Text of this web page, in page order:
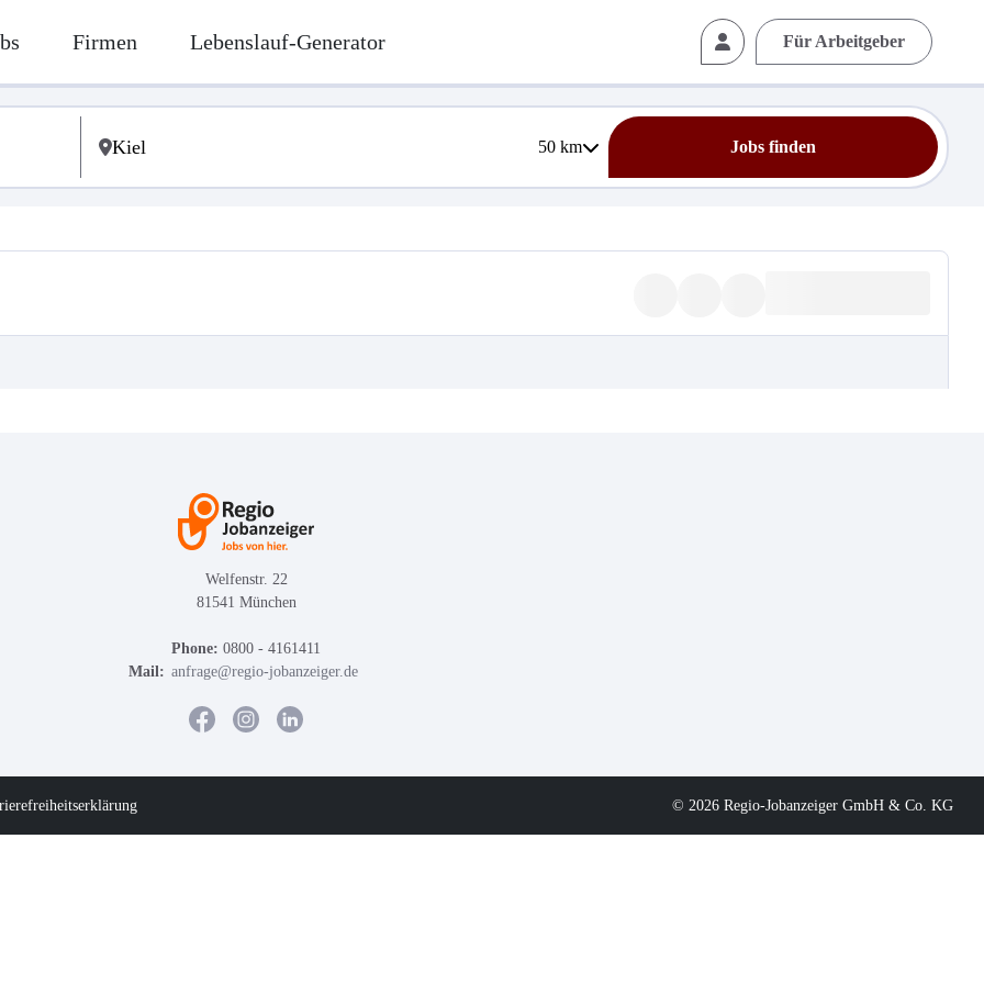
Firmen Lebenslauf-Generator Für Arbeitgeber
50km Jobs finden
Welfenstr. 22
81541 München
Phone: 0800 - 4161411
Mail: anfrage@regio-jobanzeiger.de
© 2026 Regio-Jobanzeiger GmbH & Co. KG